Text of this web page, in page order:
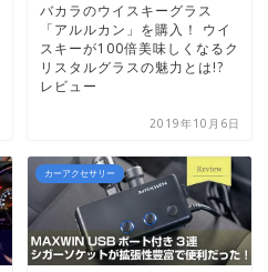
バカラのウイスキーグラス
「アルルカン」を購入！ ウイ
スキーが100倍美味しくなるク
リスタルグラスの魅力とは!?
レビュー
2019年10月6日
カーアクセサリー